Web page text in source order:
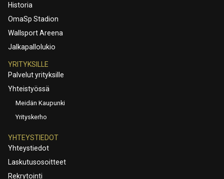
Historia
OmaSp Stadion
Wallsport Areena
Jalkapallolukio
YRITYKSILLE
Palvelut yrityksille
Yhteistyössä
Meidän Kaupunki
Yrityskerho
YHTEYSTIEDOT
Yhteystiedot
Laskutusosoitteet
Rekrytointi